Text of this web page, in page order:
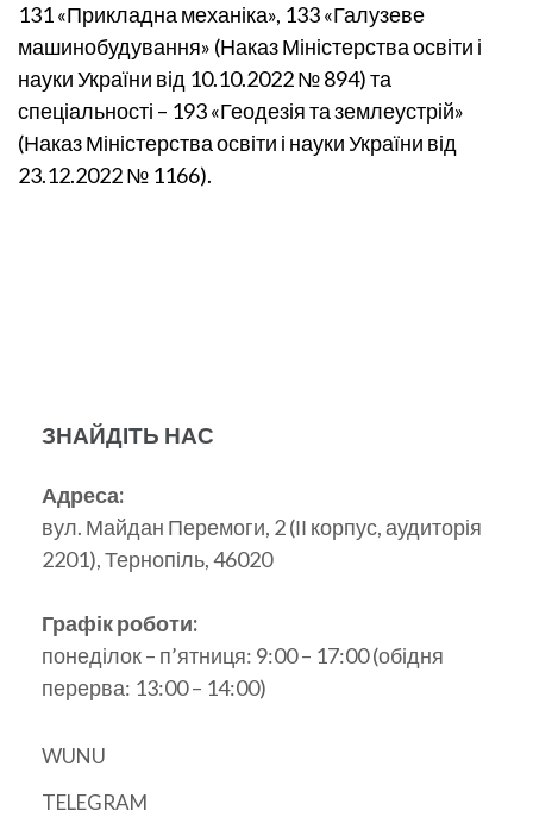
131 «Прикладна механіка», 133 «Галузеве
машинобудування» (Наказ Міністерства освіти і
науки України від 10.10.2022 № 894) та
спеціальності – 193 «Геодезія та землеустрій»
(Наказ Міністерства освіти і науки України від
23.12.2022 № 1166).
ЗНАЙДІТЬ НАС
Адреса:
вул. Майдан Перемоги, 2 (ІІ корпус, аудиторія
2201), Тернопіль, 46020
Графік роботи:
понеділок – п’ятниця: 9:00 – 17:00 (обідня
перерва: 13:00 – 14:00)
WUNU
TELEGRAM